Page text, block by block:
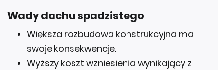
Wady dachu spadzistego
Większa rozbudowa konstrukcyjna ma
swoje konsekwencje.
Wyższy koszt wzniesienia wynikający z